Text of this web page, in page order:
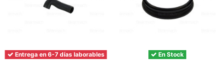
Entrega en 6-7 días laborables En Stock